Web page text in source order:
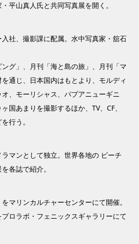
平山真人氏と共同写真展を開く。
社、撮影課に配属。水中写真家・舘石
グ」、月刊「海と島の旅」、月刊「マ
通じ、日本国内はもとより、モルディ
、モーリシャス、パプアニューギニ
国あまりを撮影するほか、TV、CF、
行う。
マンとして独立。世界各地の ビーチ
各誌で紹介。
マリンカルチャーセンターにて開催。
ロラボ・フェニックスギャラリーにて